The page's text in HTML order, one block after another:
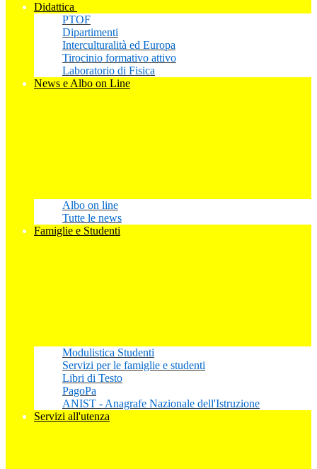
Didattica
PTOF
Dipartimenti
Interculturalità ed Europa
Tirocinio formativo attivo
Laboratorio di Fisica
News e Albo on Line
Albo on line
Tutte le news
Famiglie e Studenti
Modulistica Studenti
Servizi per le famiglie e studenti
Libri di Testo
PagoPa
ANIST - Anagrafe Nazionale dell'Istruzione
Servizi all'utenza